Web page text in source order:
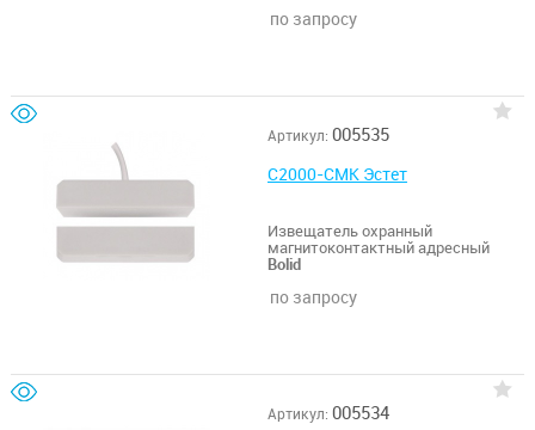
по запросу
Артикул: 005535
С2000-СМК Эстет
Извещатель охранный
магнитоконтактный адресный
Bolid
по запросу
Артикул: 005534